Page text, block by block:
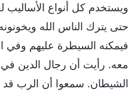
ويستخدم كل أنواع الأساليب
حتى يترك الناس الله
فيمكنه السيطرة عليهم وفي
معه. رأيت أن رجال الدين في
الشيطان. سمعوا أن الرب قد